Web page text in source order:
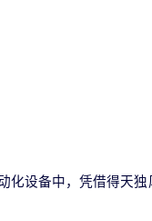
设备中，凭借得天